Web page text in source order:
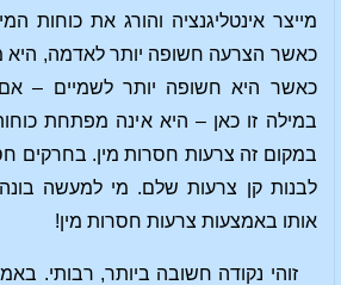
מייצר אינטליגנציה והורג את כוחות
כאשר הצרעה חשופה יותר לאדמה, היא
כאשר היא חשופה יותר לשמיים –
במילה זו כאן – היא אינה מפתחת
במקום זה צרעות חסרות מין. בחרקים
לבנות קן צרעות שלם. מי למעשה
אותו באמצעות צרעות חסרות מין!
זוהי נקודה חשובה ביותר, רבותי.